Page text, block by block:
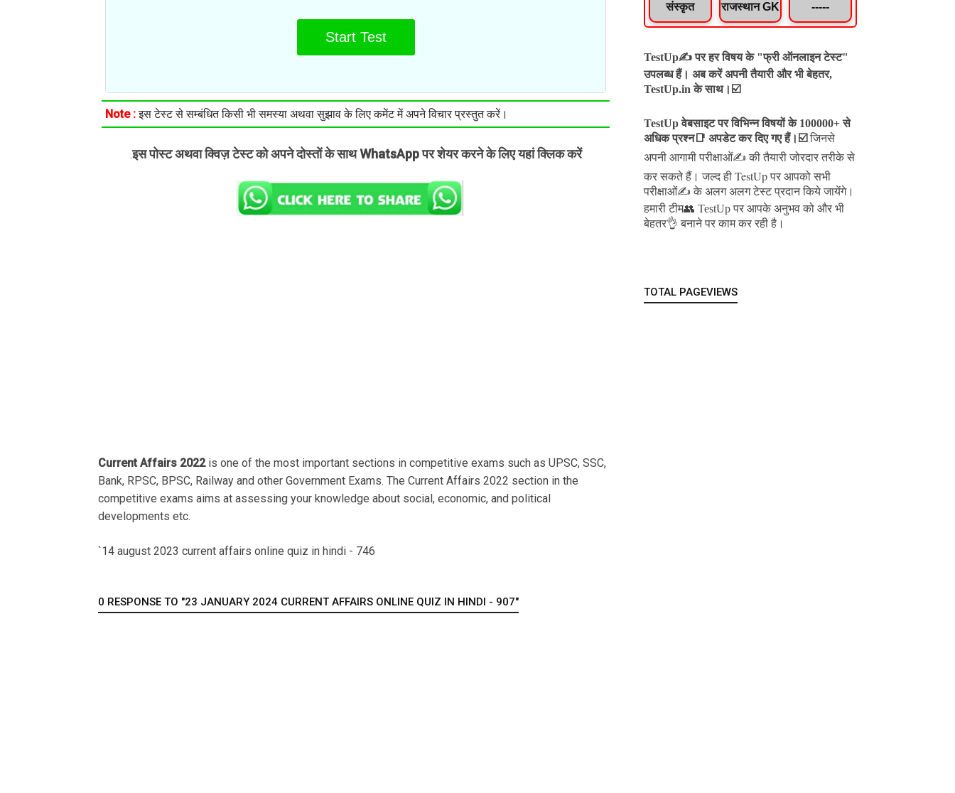
Start Test
Note :इस टेस्ट से सम्बंधित किसी भी समस्या अथवा सुझाव के लिए कमेंट में अपने विचार प्रस्तुत करें।
.इस पोस्ट अथवा क्विज़ टेस्ट को अपने दोस्तों के साथ WhatsApp पर शेयर करने के लिए यहां क्लिक करें
Current Affairs 2022is one of the most important sections in competitive exams such as UPSC, SSC,
Bank, RPSC, BPSC, Railway and other Government Exams. The Current Affairs 2022 section in the
competitive exams aims at assessing your knowledge about social, economic, and political
developments etc.
`14 august 2023 current affairs online quiz in hindi - 746
0 RESPONSE TO "23 JANUARY 2024 CURRENT AFFAIRS ONLINE QUIZ IN HINDI - 907"
संस्कृत राजस्थान GK -----
TestUp✍️ पर हर विषय के "फ्री ऑनलाइन टेस्ट"
उपलब्ध हैं। अब करें अपनी तैयारी और भी बेहतर,
TestUp.in के साथ।☑️
TestUp वेबसाइट पर विभिन्न विषयों के 100000+ से
अधिक प्रश्न📑 अपडेट कर दिए गए हैं। ☑️ जिनसे
अपनी आगामी परीक्षाओं✍️ की तैयारी जोरदार तरीके से
कर सकते हैं।जल्द ही TestUp पर आपको सभी
परीक्षाओं✍️ के अलग अलग टेस्ट प्रदान किये जायेंगे।
हमारी टीम👥 TestUp पर आपके अनुभव को और भी
बेहतर👌 बनाने पर काम कर रही है।
TOTAL PAGEVIEWS